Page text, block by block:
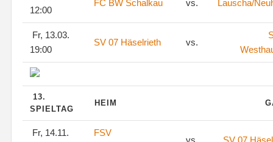
12:00
FC BW Schalkau vs. Lauscha/
Fr, 13.03.
19:00
SV 07 Häselrieth vs.
13.
SPIELTAG
HEIM
Fr, 14.11.
FSV
vs. SV 07